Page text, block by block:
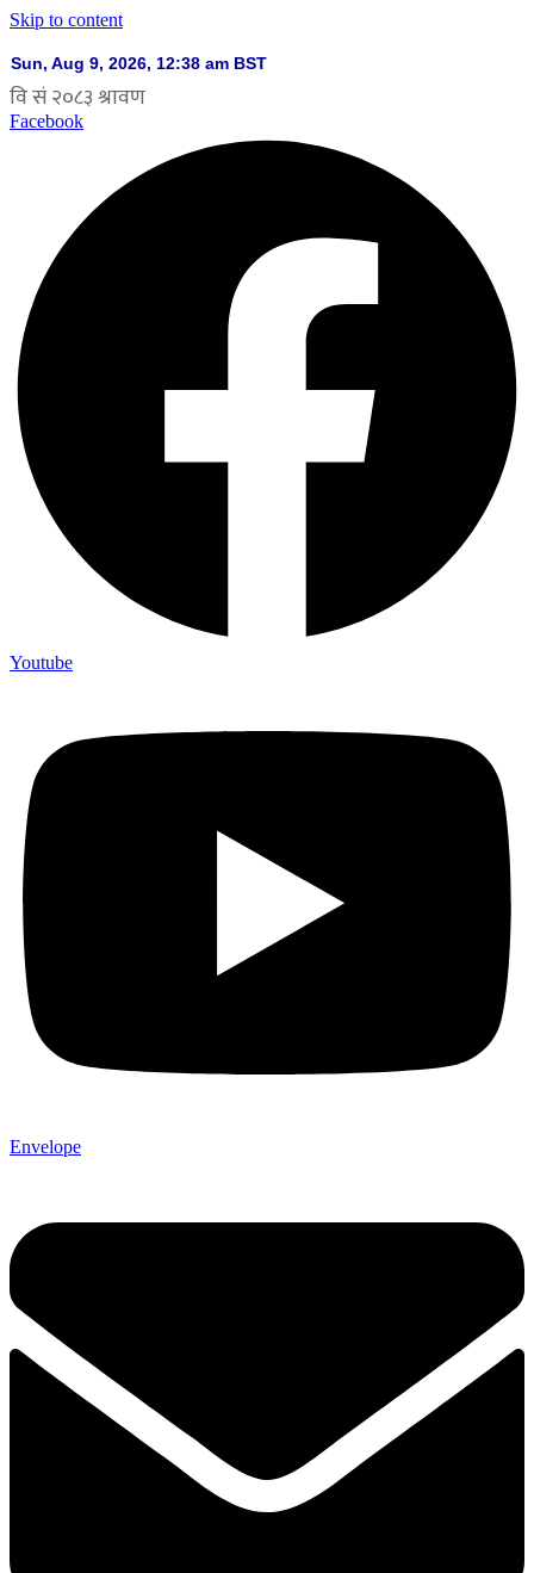
Skip to content
Facebook
Youtube
Envelope